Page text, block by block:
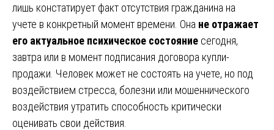
лишь констатирует факт отсутствия гражданина на
учете в конкретный момент времени. Она не отражает
его актуальное психическое состояние сегодня,
завтра или в момент подписания договора купли-
продажи. Человек может не состоять на учете, но под
воздействием стресса, болезни или мошеннического
воздействия утратить способность критически
оценивать свои действия.